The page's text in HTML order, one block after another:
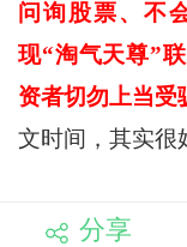
问询股票、不
现“淘气天尊”
资者切勿上当受
文时间，其实很
分享